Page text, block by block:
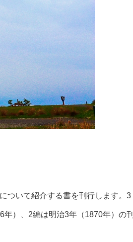
ついて紹介する書を刊行します。3
）、2編は明治3年（1870年）の刊